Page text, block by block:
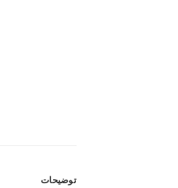
توضیحات